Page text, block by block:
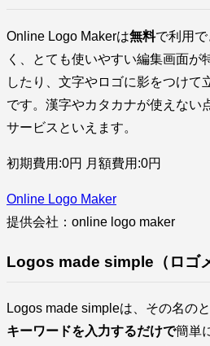
Online Logo Makerは無料で利用
く、とても使いやすい編集画面が
したり、文字やロゴに影をつけて
です。漢字やカタカナが使えない
サービスといえます。
初期費用:0円 月額費用:0円
Online Logo Maker
提供会社：online logo maker
Logos made simple（ロゴ
Logos made simpleは、その名の
キーワードを入力するだけで簡単